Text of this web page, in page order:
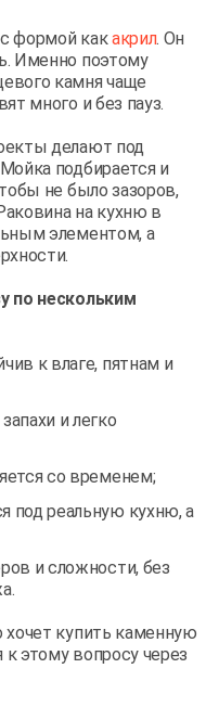
формой какакрил. Он
Именно поэтому
камня чаще
много и без пауз.
делают под
подбирается и
не было зазоров,
на кухню в
элементом, а
по нескольким
к влаге, пятнам и
и легко
со временем;
под реальную кухню, а
и сложности, без
купить каменную
этому вопросу через